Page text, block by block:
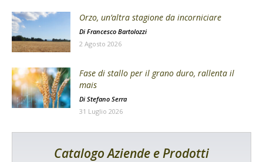
Orzo, un’altra stagione da incorniciare
Di Francesco Bartolozzi
2 Agosto 2026
Fase di stallo per il grano duro, rallenta il
mais
Di Stefano Serra
31 Luglio 2026
Catalogo Aziende e Prodotti